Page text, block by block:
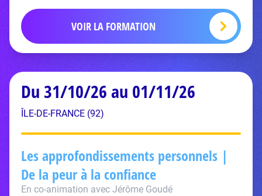
VOIR LA FORMATION
Du 31/10/26 au 01/11/26
ÎLE-DE-FRANCE (92)
Les approfondissements personnels |
De la peur à la confiance
En co-animation avec Jérôme Goudé